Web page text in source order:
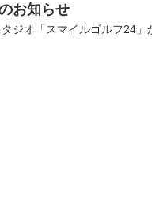
お知らせ
ジオ「スマイルゴルフ24」